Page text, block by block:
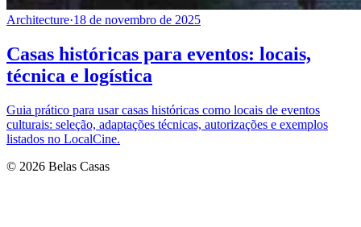
Architecture·18 de novembro de 2025
Casas históricas para eventos: locais,
técnica e logística
Guia prático para usar casas históricas como locais de eventos
culturais: seleção, adaptações técnicas, autorizações e exemplos
listados no LocalCine.
© 2026 Belas Casas